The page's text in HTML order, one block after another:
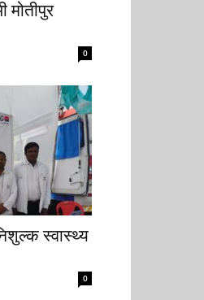
मोतीपुर
0
स्वास्थ्य
0